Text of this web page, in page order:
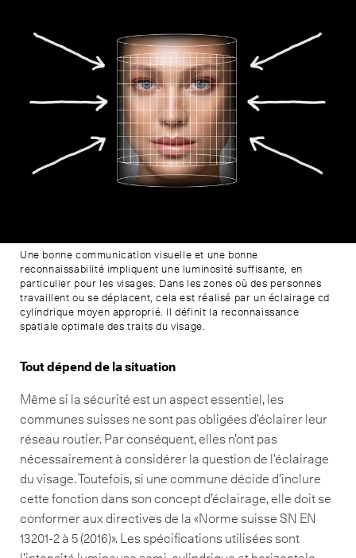
Une bonne communication visuelle et une bonne
reconnaissabilité impliquent une luminosité suffisante, en
particulier pour les visages. Dans les zones où des personnes
travaillent ou se déplacent, cela est réalisé par un éclairage cd
cylindrique moyen approprié. Il définit la reconnaissance
spatiale optimale des traits du visage.
Tout dépend de la situation
Même si la sécurité est un aspect essentiel, les
communes suisses ne sont pas obligées d’éclairer leur
réseau routier. Par conséquent, elles n’ont pas
nécessairement à considérer la question de l’éclairage
du visage. Toutefois, si une commune décide d’inclure
cette fonction dans son concept d’éclairage, elle doit se
conformer aux directives de la «Norme suisse SN EN
13201-2 à 5 (2016)». Les spécifications utilisées sont